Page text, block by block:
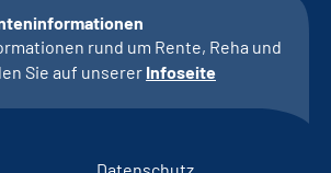
rund um Rente, Reha und
Sie auf unserer Infoseite